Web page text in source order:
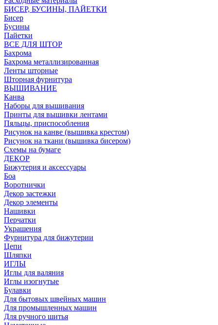
БИСЕР, БУСИНЫ, ПАЙЕТКИ
Бисер
Бусины
Пайетки
ВСЕ ДЛЯ ШТОР
Бахрома
Бахрома металлизированная
Ленты шторные
Шторная фурнитура
ВЫШИВАНИЕ
Канва
Наборы для вышивания
Принты для вышивки лентами
Пяльцы, приспособления
Рисунок на канве (вышивка крестом)
Рисунок на ткани (вышивка бисером)
Схемы на бумаге
ДЕКОР
Бижутерия и аксессуары
Боа
Воротнички
Декор застежки
Декор элементы
Нашивки
Перчатки
Украшения
Фурнитура для бижутерии
Цепи
Шляпки
ИГЛЫ
Иглы для валяния
Иглы изогнутые
Булавки
Для бытовых швейных машин
Для промышленных машин
Для ручного шитья